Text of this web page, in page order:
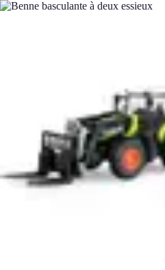
Remorque Agricole